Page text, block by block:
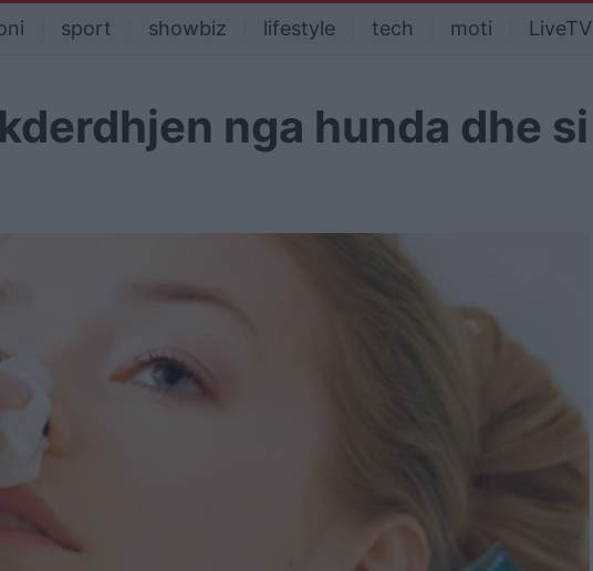
sport showbiz lifestyle tech moti LiveTV
nga hunda dhe si